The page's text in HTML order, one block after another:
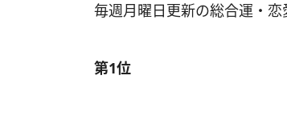
毎週月曜日更新の総合運・恋
第1位